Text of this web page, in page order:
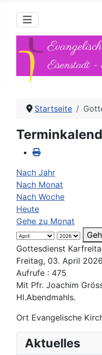
Evangelisch
Eisenstadt
Startseite
Nach Jahr
Nach Monat
Nach Woche
Heute
Gehe zu Monat
Gottesdienst
Freitag, 03. April
Aufrufe : 475
Mit Pfr. Joachim
Hl.Abendmahls.
Ort Evangelische
Aktuelles